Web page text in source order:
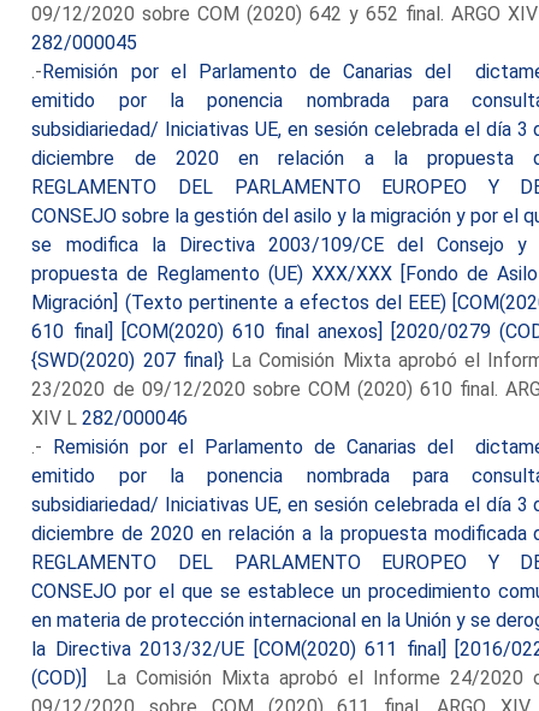
09/12/2020 sobre COM (2020) 642 y 652 final. ARGO
282/000045
.-Remisión por el Parlamento de Canarias del
emitido por la ponencia nombrada para
subsidiariedad/ Iniciativas UE, en sesión celebrada el día 3
diciembre de 2020 en relación a la propuesta
REGLAMENTO DEL PARLAMENTO EUROPEO Y
CONSEJO sobre la gestión del asilo y la migración y por el
se modifica la Directiva 2003/109/CE del Consejo y
propuesta de Reglamento (UE) XXX/XXX [Fondo de
Migración] (Texto pertinente a efectos del EEE)
610 final] [COM(2020) 610 final anexos] [2020/0279
{SWD(2020) 207 final}La Comisión Mixta aprobó el
23/2020 de 09/12/2020 sobre COM (2020) 610 final.
XIV L282/000046
.- Remisión por el Parlamento de Canarias del
emitido por la ponencia nombrada para
subsidiariedad/ Iniciativas UE, en sesión celebrada el día 3
diciembre de 2020 en relación a la propuesta modificada
REGLAMENTO DEL PARLAMENTO EUROPEO Y
CONSEJO por el que se establece un procedimiento
en materia de protección internacional en la Unión y se
la Directiva 2013/32/UE [COM(2020) 611 final] [2016/
(COD)]
La Comisión Mixta aprobó el Informe 24/2020
09/12/2020 sobre COM (2020) 611 final. ARGO